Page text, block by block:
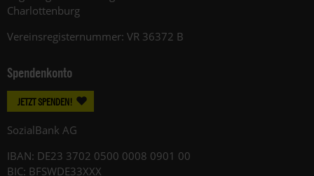
Charlottenburg
Vereinsregisternummer: VR 36372 B
Spendenkonto
JETZT SPENDEN!
SozialBank AG
IBAN: DE23 3702 0500 0008 0901 00
BIC: BFSWDE33XXX